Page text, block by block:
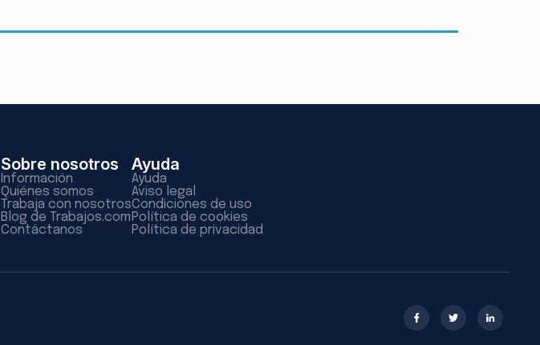
Sobre nosotros
Información
Quiénes somos
Trabaja con nosotros
Blog de Trabajos.com
Contáctanos
Ayuda
Ayuda
Aviso legal
Condiciones de uso
Política de cookies
Política de privacidad